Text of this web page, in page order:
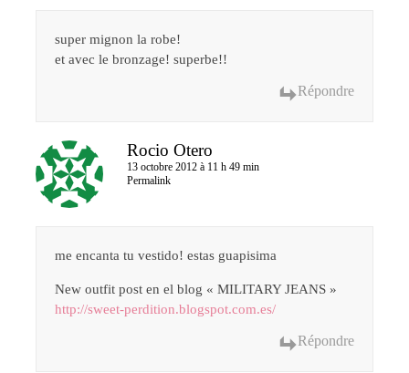
super mignon la robe!
et avec le bronzage! superbe!!
Répondre
Rocio Otero
13 octobre 2012 à 11 h 49 min
Permalink
me encanta tu vestido! estas guapisima
New outfit post en el blog « MILITARY JEANS »
http://sweet-perdition.blogspot.com.es/
Répondre